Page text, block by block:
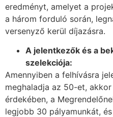
eredményt, amelyet a
a három forduló során,
versenyző kerül díjazásra.
A jelentkezők és a
szelekciója:
Amennyiben a felhívásra
meghaladja az 50-et,
érdekében, a
legjobb 30 pályamunkát,